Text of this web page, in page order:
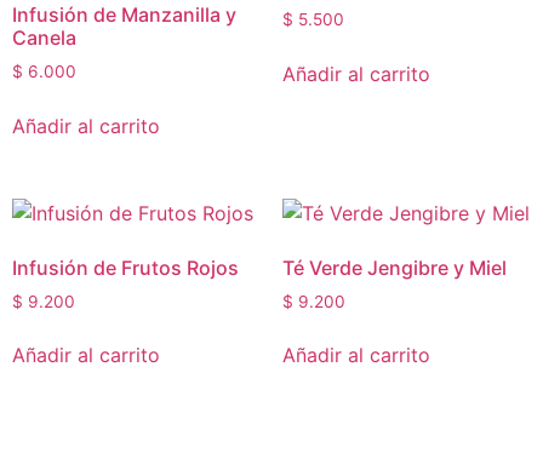
Infusión de Manzanilla y
Canela
$ 6.000
Añadir al carrito
$ 5.500
Añadir al carrito
Infusión de Frutos Rojos
$ 9.200
Añadir al carrito
Té Verde Jengibre y Miel
$ 9.200
Añadir al carrito